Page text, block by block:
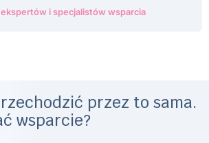
i specjalistów wsparcia
przez to sama.
wsparcie?